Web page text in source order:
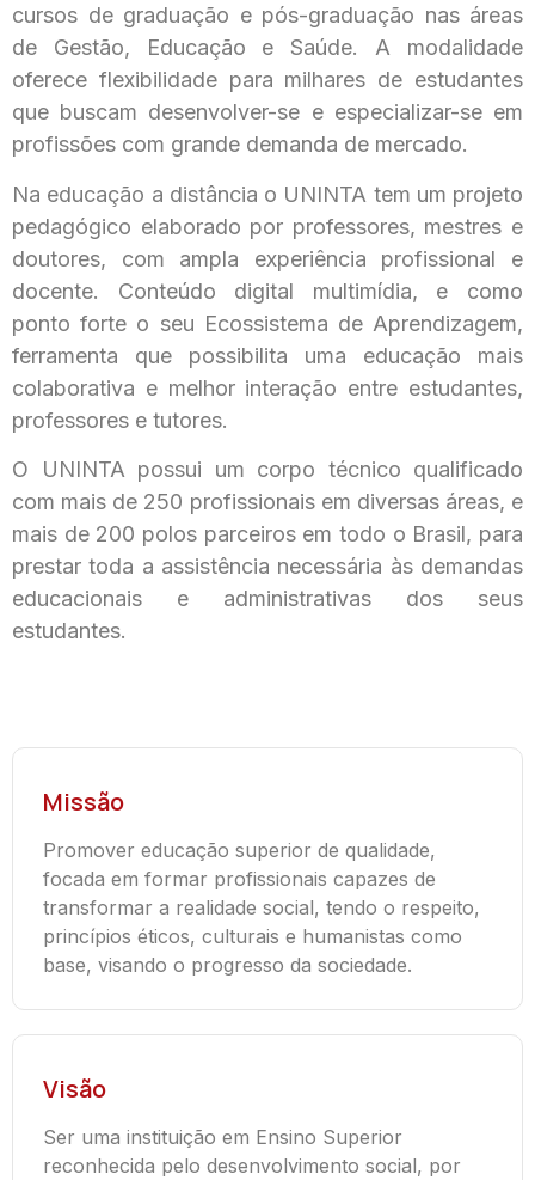
cursos de graduação e pós-graduação nas áreas
de Gestão, Educação e Saúde. A modalidade
oferece flexibilidade para milhares de estudantes
que buscam desenvolver-se e especializar-se em
profissões com grande demanda de mercado.
Na educação a distância o UNINTA tem um projeto
pedagógico elaborado por professores, mestres e
doutores, com ampla experiência profissional e
docente. Conteúdo digital multimídia, e como
ponto forte o seu Ecossistema de Aprendizagem,
ferramenta que possibilita uma educação mais
colaborativa e melhor interação entre estudantes,
professores e tutores.
O UNINTA possui um corpo técnico qualificado
com mais de 250 profissionais em diversas áreas, e
mais de 200 polos parceiros em todo o Brasil, para
prestar toda a assistência necessária às demandas
educacionais e administrativas dos seus
estudantes.
Missão
Promover educação superior de qualidade,
focada em formar profissionais capazes de
transformar a realidade social, tendo o respeito,
princípios éticos, culturais e humanistas como
base, visando o progresso da sociedade.
Visão
Ser uma instituição em Ensino Superior
reconhecida pelo desenvolvimento social, por